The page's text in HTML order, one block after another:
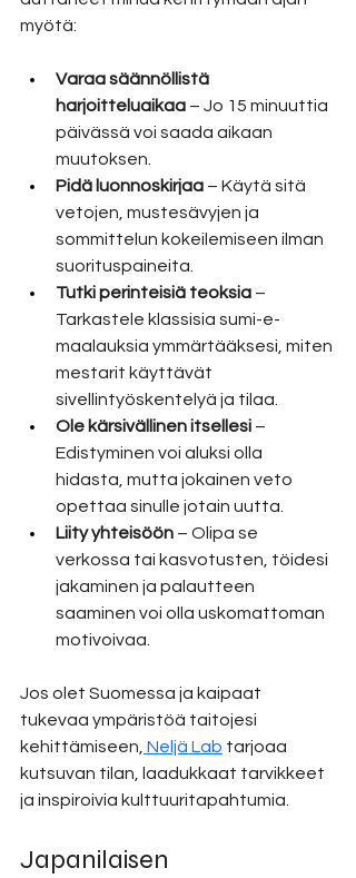
myötä:
Varaa säännöllistä
harjoitteluaikaa – Jo 15 minuuttia
päivässä voi saada aikaan
muutoksen.
Pidä luonnoskirjaa – Käytä sitä
vetojen, mustesävyjen ja
sommittelun kokeilemiseen ilman
suorituspaineita.
Tutki perinteisiä teoksia –
Tarkastele klassisia sumi-e-
maalauksia ymmärtääksesi, miten
mestarit käyttävät
sivellintyöskentelyä ja tilaa.
Ole kärsivällinen itsellesi –
Edistyminen voi aluksi olla
hidasta, mutta jokainen veto
opettaa sinulle jotain uutta.
Liity yhteisöön – Olipa se
verkossa tai kasvotusten, töidesi
jakaminen ja palautteen
saaminen voi olla uskomattoman
motivoivaa.
Jos olet Suomessa ja kaipaat
tukevaa ympäristöä taitojesi
kehittämiseen, Neljä Lab tarjoaa
kutsuvan tilan, laadukkaat tarvikkeet
ja inspiroivia kulttuuritapahtumia.
Japanilaisen